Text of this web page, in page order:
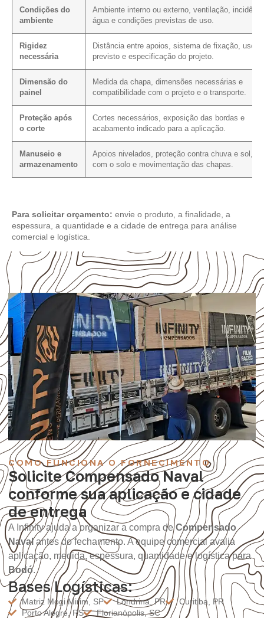
Condições do
ambiente
Ambiente interno ou externo, ventilação,
água e condições previstas de uso.
Rigidez
necessária
Distância entre apoios, sistema de fixação, uso
previsto e especificação do projeto.
Dimensão do
painel
Medida da chapa, dimensões necessárias e
compatibilidade com o projeto e o transporte.
Proteção após
o corte
Cortes necessários, exposição das bordas e
acabamento indicado para a aplicação.
Manuseio e
armazenamento
Apoios nivelados, proteção contra chuva e sol,
com o solo e movimentação das chapas.
Para solicitar orçamento: envie o produto, a finalidade, a
espessura, a quantidade e a cidade de entrega para análise
comercial e logística.
COMO FUNCIONA O FORNECIMENTO
Solicite Compensado Naval
conforme sua aplicação e cidade
de entrega
A Infinity ajuda a organizar a compra deCompensado
Navalantes do fechamento. A equipe comercial avalia
aplicação, medida, espessura, quantidade e logística para
Bodó.
Bases Logísticas:
Matriz Mogi Mirim, SP Londrina, PR
Curitiba, PR
Porto Alegre, RS
Florianópolis, SC